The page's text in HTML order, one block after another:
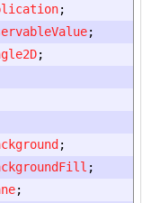
;
;
;
;
;
;